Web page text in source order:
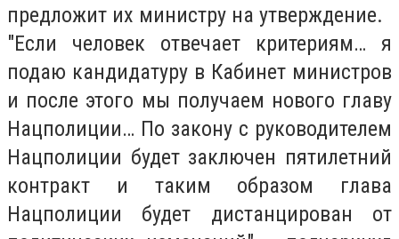
предложит их министру на утверждение.
"Если человек отвечает критериям… я
подаю кандидатуру в Кабинет министров
и после этого мы получаем нового главу
Нацполиции… По закону с руководителем
Нацполиции будет заключен пятилетний
контракт и таким образом глава
Нацполиции будет дистанцирован от